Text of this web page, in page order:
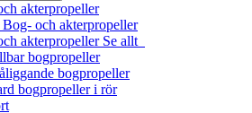
akterpropeller
Bog- och akterpropeller
akterpropeller Se allt
bogpropeller
bogpropeller
bogpropeller i rör